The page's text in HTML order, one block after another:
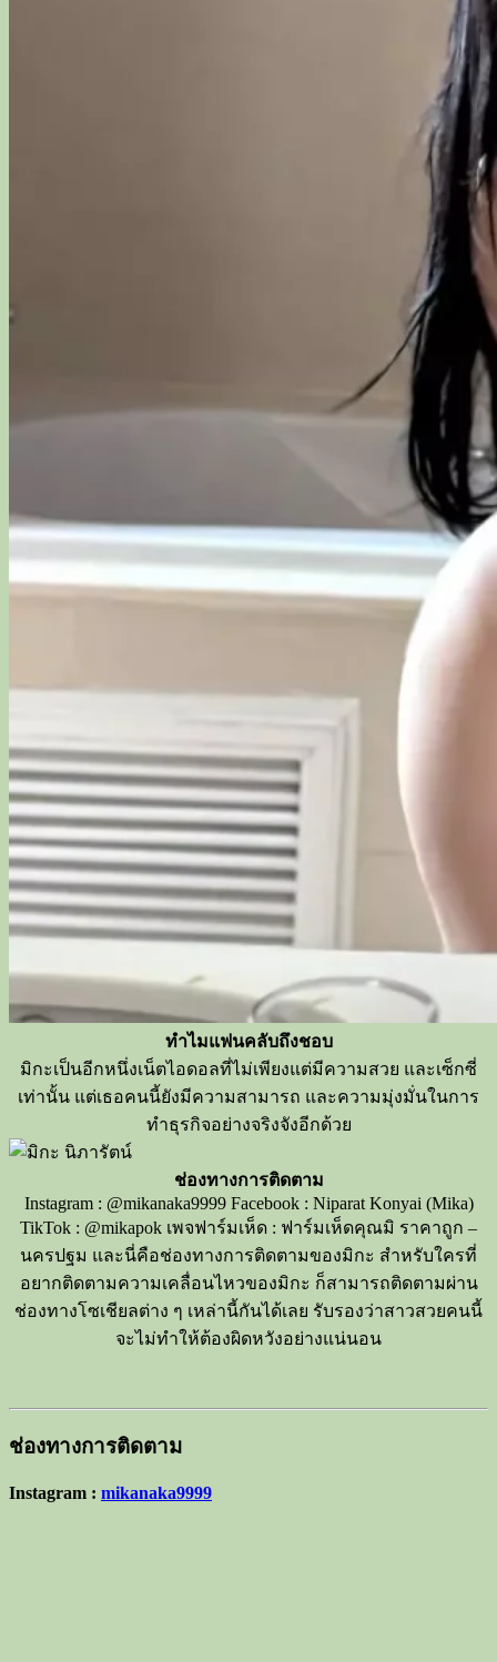
ทำไมแฟนคลับถึงชอบ
มิกะเป็นอีกหนึ่งเน็ตไอดอลที่ไม่เพียงแต่มีความสวย และเซ็กซี่
เท่านั้น แต่เธอคนนี้ยังมีความสามารถ และความมุ่งมั่นในการ
ทำธุรกิจอย่างจริงจังอีกด้วย
ช่องทางการติดตาม
Instagram : @mikanaka9999 Facebook : Niparat Konyai (Mika)
TikTok : @mikapok เพจฟาร์มเห็ด : ฟาร์มเห็ดคุณมิ ราคาถูก –
นครปฐม และนี่คือช่องทางการติดตามของมิกะ สำหรับใครที่
อยากติดตามความเคลื่อนไหวของมิกะ ก็สามารถติดตามผ่าน
ช่องทางโซเชียลต่าง ๆ เหล่านี้กันได้เลย รับรองว่าสาวสวยคนนี้
จะไม่ทำให้ต้องผิดหวังอย่างแน่นอน
ช่องทางการติดตาม
Instagram : mikanaka9999